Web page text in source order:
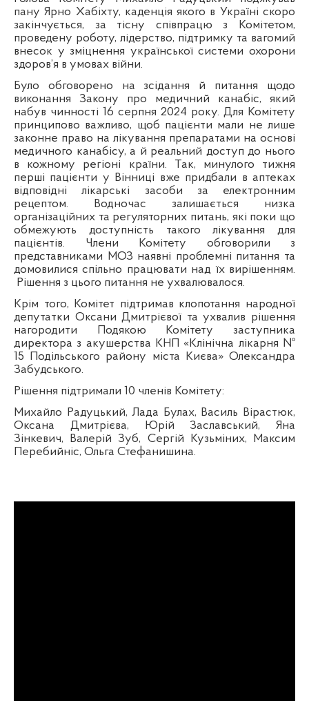
пану Ярно Хабіхту, каденція якого в Україні скоро
закінчується, за тісну співпрацю з Комітетом,
проведену роботу, лідерство, підтримку та вагомий
внесок у зміцнення української системи охорони
здоров’я в умовах війни.
Було обговорено на зсідання й питання щодо
виконання Закону про медичний канабіс, який
набув чинності 16 серпня 2024 року. Для Комітету
принципово важливо, щоб пацієнти мали не лише
законне право на лікування препаратами на основі
медичного канабісу, а й реальний доступ до нього
в кожному регіоні країни. Так, минулого тижня
перші пацієнти у Вінниці вже придбали в аптеках
відповідні лікарські засоби за електронним
рецептом. Водночас залишається низка
організаційних та регуляторних питань, які поки що
обмежують доступність такого лікування для
пацієнтів. Члени Комітету обговорили з
представниками МОЗ наявні проблемні питання та
домовилися спільно працювати над їх вирішенням.
Рішення з цього питання не ухвалювалося.
Крім того, Комітет підтримав клопотання народної
депутатки Оксани Дмитрієвої та ухвалив рішення
нагородити Подякою Комітету заступника
директора з акушерства КНП «Клінічна лікарня №
15 Подільського району міста Києва» Олександра
Забудського.
Рішення підтримали 10 членів Комітету:
Михайло Радуцький, Лада Булах, Василь Вірастюк,
Оксана Дмитрієва, Юрій Заславський, Яна
Зінкевич, Валерій Зуб, Сергій Кузьміних, Максим
Перебийніс, Ольга Стефанишина.